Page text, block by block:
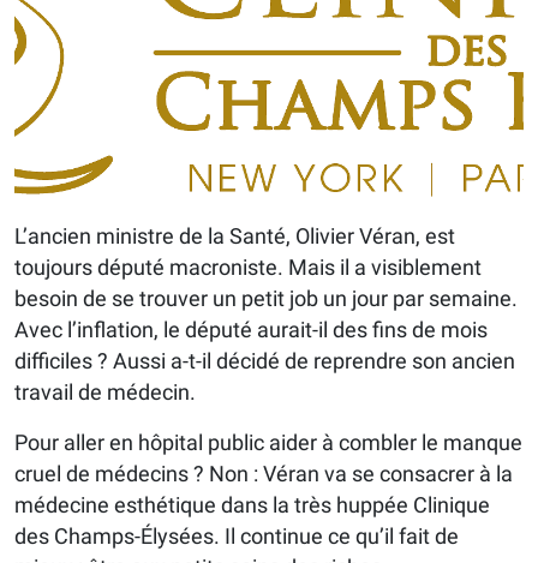
L’ancien ministre de la Santé, Olivier Véran, est
toujours député macroniste. Mais il a visiblement
besoin de se trouver un petit job un jour par semaine.
Avec l’inflation, le député aurait-il des fins de mois
difficiles ? Aussi a-t-il décidé de reprendre son ancien
travail de médecin.
Pour aller en hôpital public aider à combler le manque
cruel de médecins ? Non : Véran va se consacrer à la
médecine esthétique dans la très huppée Clinique
des Champs-Élysées. Il continue ce qu’il fait de